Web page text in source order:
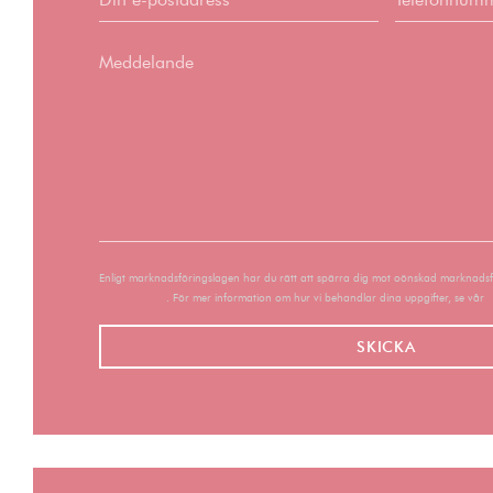
Enligt marknadsföringslagen har du rätt att spärra dig mot oönskad
. För mer information om hur vi behandlar dina uppgifter, se vår